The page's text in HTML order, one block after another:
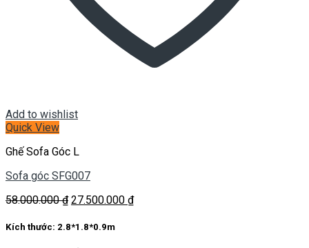
Add to wishlist
Quick View
Ghế Sofa Góc L
Sofa góc SFG007
58.000.000₫ Giá
là:
27.500.000 ₫Giá
Kích thước: 2.8*1.8*0.9m